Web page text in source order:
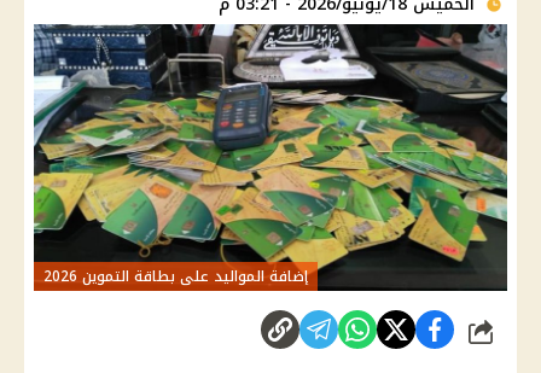
إضافة المواليد على بطاقة التموين 2026
شارك